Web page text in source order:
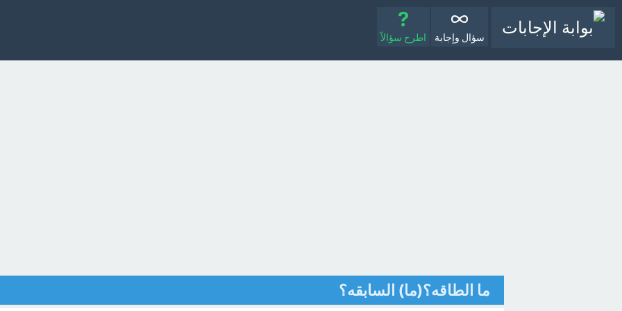
سؤال وإجابة اطرح سؤالاً
ما الطاقه؟(ما) السابقه؟